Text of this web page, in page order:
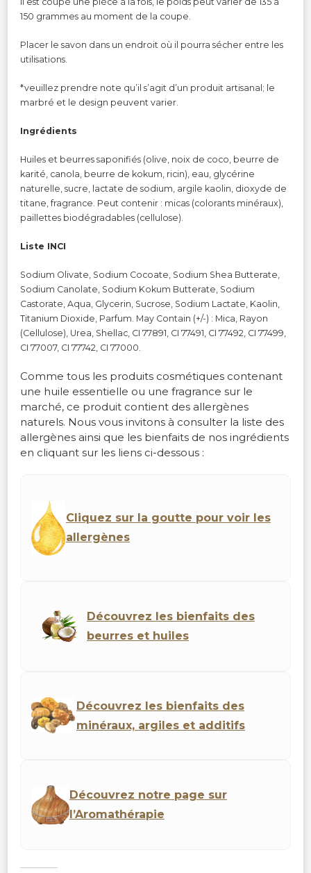
150 grammes au moment de la coupe.
Placer le savon dans un endroit où il pourra sécher entre les
utilisations.
*veuillez prendre note qu’il s’agit d’un produit artisanal; le
marbré et le design peuvent varier.
Ingrédients
Huiles et beurres saponifiés (olive, noix de coco, beurre de
karité, canola, beurre de kokum, ricin), eau, glycérine
naturelle, sucre, lactate de sodium, argile kaolin, dioxyde de
titane, fragrance. Peut contenir : micas (colorants minéraux),
paillettes biodégradables (cellulose).
Liste INCI
Sodium Olivate, Sodium Cocoate, Sodium Shea Butterate,
Sodium Canolate, Sodium Kokum Butterate, Sodium
Castorate, Aqua, Glycerin, Sucrose, Sodium Lactate, Kaolin,
Titanium Dioxide, Parfum. May Contain (+/-) : Mica, Rayon
(Cellulose), Urea, Shellac, CI 77891, CI 77491, CI 77492, CI 77499,
CI 77007, CI 77742, CI 77000.
Comme tous les produits cosmétiques contenant
une huile essentielle ou une fragrance sur le
marché, ce produit contient des allergènes
naturels. Nous vous invitons à consulter la liste des
allergènes ainsi que les bienfaits de nos ingrédients
en cliquant sur les liens ci-dessous :
Cliquez sur la goutte pour voir les
allergènes
Découvrez les bienfaits des
beurres et huiles
Découvrez les bienfaits des
minéraux, argiles et additifs
Découvrez notre page sur
l’Aromathérapie